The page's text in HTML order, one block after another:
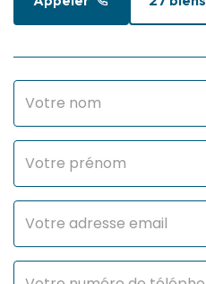
Surface terrain
INTÉRIEUR
Nombre pièces
DIAGNOSTICS